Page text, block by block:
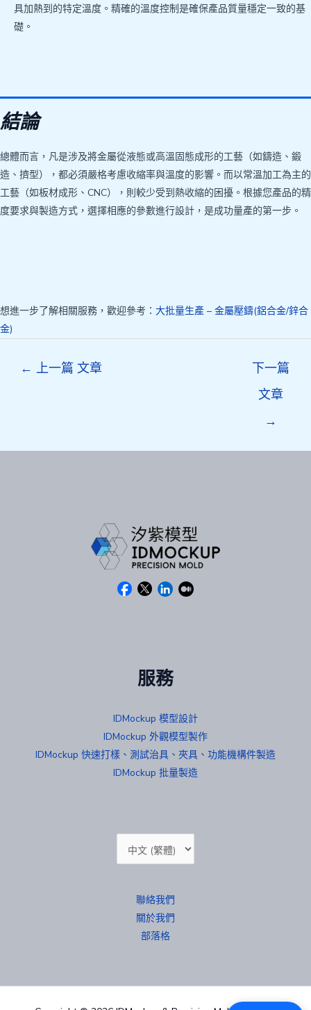
具加熱到的特定溫度。精確的溫度控制是確保產品質量穩定一致的基
礎。
結論
總體而言，凡是涉及將金屬從液態或高溫固態成形的工藝（如鑄造、鍛
造、擠型），都必須嚴格考慮收縮率與溫度的影響。而以常溫加工為主的
工藝（如板材成形、CNC），則較少受到熱收縮的困擾。根據您產品的精
度要求與製造方式，選擇相應的參數進行設計，是成功量產的第一步。
想進一步了解相關服務，歡迎參考： 大批量生產 – 金屬壓鑄(鋁合金/鋅合
金)
← 上一篇 文章
下一篇
文章
→
服務
IDMockup 模型設計
IDMockup 外觀模型製作
IDMockup 快速打樣、測試治具、夾具、功能機構件製造
IDMockup 批量製造
Choose
a
聯絡我們
關於我們
部落格